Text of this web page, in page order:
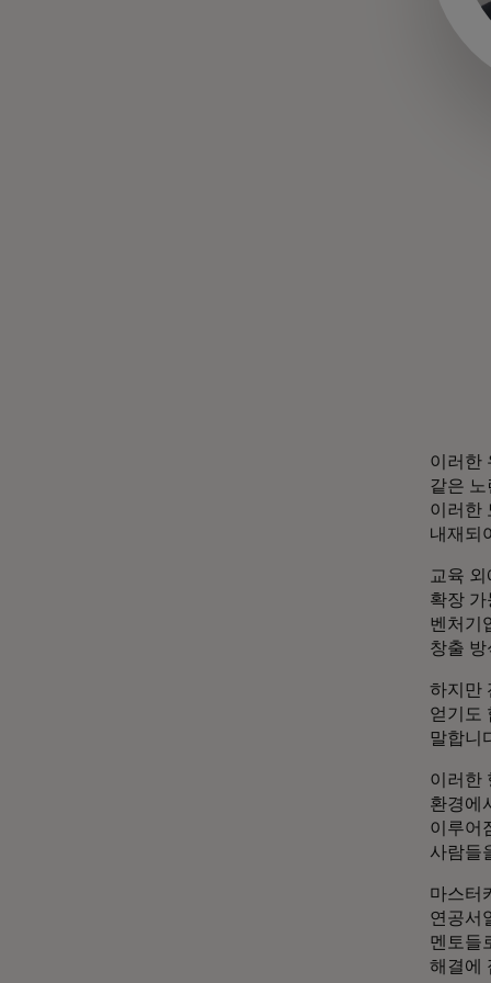
이러한
같은
이러한
내재되
교육
확장
벤처기
창출
하지만
얻기도
말합니
이러한
환경에
이루어
사람들
마스터
연공서
멘토들
해결에